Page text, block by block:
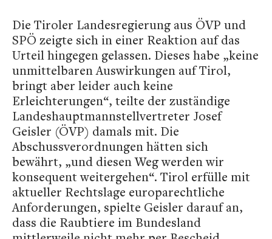
Die Tiroler Landesregierung aus ÖVP und
SPÖ zeigte sich in einer Reaktion auf das
Urteil hingegen gelassen. Dieses habe „keine
unmittelbaren Auswirkungen auf Tirol,
bringt aber leider auch keine
Erleichterungen“, teilte der zuständige
Landeshauptmannstellvertreter Josef
Geisler (ÖVP) damals mit. Die
Abschussverordnungen hätten sich
bewährt, „und diesen Weg werden wir
konsequent weitergehen“. Tirol erfülle mit
aktueller Rechtslage europarechtliche
Anforderungen, spielte Geisler darauf an,
dass die Raubtiere im Bundesland